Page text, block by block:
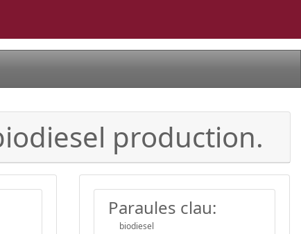
production.
Paraules clau:
biodiesel